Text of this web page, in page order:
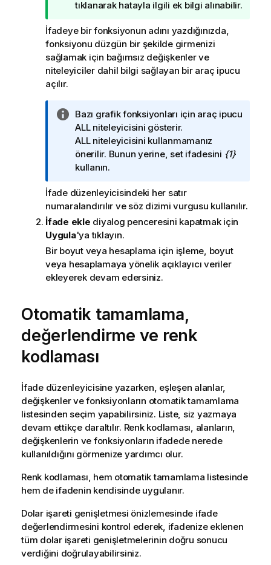
u
o
t
u
tıklanarak hatayla ilgili ek bilgi alınabilir.
İfadeye bir fonksiyonun adını yazdığınızda,
fonksiyonu düzgün bir şekilde girmenizi
sağlamak için bağımsız değişkenler ve
niteleyiciler dahil bilgi sağlayan bir araç ipucu
açılır.
B
i
l
g
i
o
t
u
Bazı grafik fonksiyonları için araç ipucu
ALLniteleyicisini gösterir.
ALLniteleyicisini kullanmamanız
önerilir. Bunun yerine, set ifadesini {1}
kullanın.
İfade düzenleyicisindeki her satır
numaralandırılır ve söz dizimi vurgusu kullanılır.
İfade ekle diyalog penceresini kapatmak için
Uygula'ya tıklayın.
Bir boyut veya hesaplama için işleme, boyut
veya hesaplamaya yönelik açıklayıcı veriler
ekleyerek devam edersiniz.
Otomatik tamamlama,
değerlendirme ve renk
kodlaması
İfade düzenleyicisine yazarken, eşleşen alanlar,
değişkenler ve fonksiyonların otomatik tamamlama
listesinden seçim yapabilirsiniz. Liste, siz yazmaya
devam ettikçe daraltılır. Renk kodlaması, alanların,
değişkenlerin ve fonksiyonların ifadede nerede
kullanıldığını görmenize yardımcı olur.
Renk kodlaması, hem otomatik tamamlama listesinde
hem de ifadenin kendisinde uygulanır.
Dolar işareti genişletmesi önizlemesinde ifade
değerlendirmesini kontrol ederek, ifadenize eklenen
tüm dolar işareti genişletmelerinin doğru sonucu
verdiğini doğrulayabilirsiniz.